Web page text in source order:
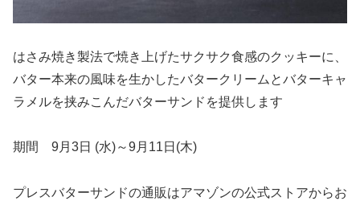
はさみ焼き製法で焼き上げたサクサク食感のクッキーに、
バター本来の風味を生かしたバタークリームとバターキャ
ラメルを挟みこんだバターサンドを提供します
期間 9月3日 (水)～9月11日(木)
プレスバターサンドの通販はアマゾンの公式ストアからお